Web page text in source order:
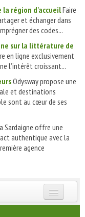
la région d'accueilFaire
et échanger dans
des codes...
sur la littérature de
en ligne exclusivement
l’intérêt croissant...
Odysway propose une
et destinations
sont au cœur de ses
Sardaigne offre une
authentique avec la
agence